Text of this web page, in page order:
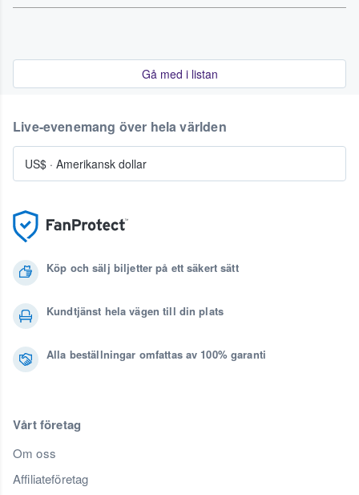
Gå med i listan
Köp och sälj biljetter på ett säkert sätt
Kundtjänst hela vägen till din plats
Alla beställningar omfattas av 100% garanti
Vårt företag
Om oss
Affiliateföretag
Live-evenemang över hela världen
US$ · Amerikansk dollar